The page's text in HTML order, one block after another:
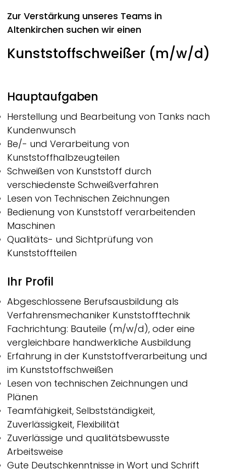
Zur Verstärkung unseres Teams in
Altenkirchen suchen wir einen
Kunststoffschweißer(m/w/d)
Hauptaufgaben
Herstellung und Bearbeitung von Tanks nach
Kundenwunsch
Be/- und Verarbeitung von
Kunststoffhalbzeugteilen
Schweißen von Kunststoff durch
verschiedenste Schweißverfahren
Lesen von Technischen Zeichnungen
Bedienung von Kunststoff verarbeitenden
Maschinen
Qualitäts- und Sichtprüfung von
Kunststoffteilen
Ihr Profil
Abgeschlossene Berufsausbildung als
Verfahrensmechaniker Kunststofftechnik
Fachrichtung: Bauteile (m/w/d), oder eine
vergleichbare handwerkliche Ausbildung
Erfahrung in der Kunststoffverarbeitung und
im Kunststoffschweißen
Lesen von technischen Zeichnungen und
Plänen
Teamfähigkeit, Selbstständigkeit,
Zuverlässigkeit, Flexibilität
Zuverlässige und qualitätsbewusste
Arbeitsweise
Gute Deutschkenntnisse in Wort und Schrift